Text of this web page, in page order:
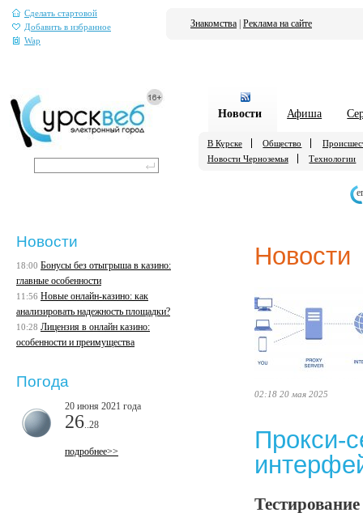
Сделать стартовой
Добавить в избранное
Wap
Знакомства Реклама на сайте
Новости Афиша
В Курске Общество
Новости Черноземья
Технологии
Новости
02:18 20 мая 2025
Прокси-
Новости
18:00 Бонусы без отыгрыша в казино:
главные особенности
11:56 Новые онлайн-казино: как
анализировать надежность площадки?
10:28 Лицензия в онлайн казино:
особенности и преимущества
Погода
20 июня 2021 года
26 ..28
подробнее>>